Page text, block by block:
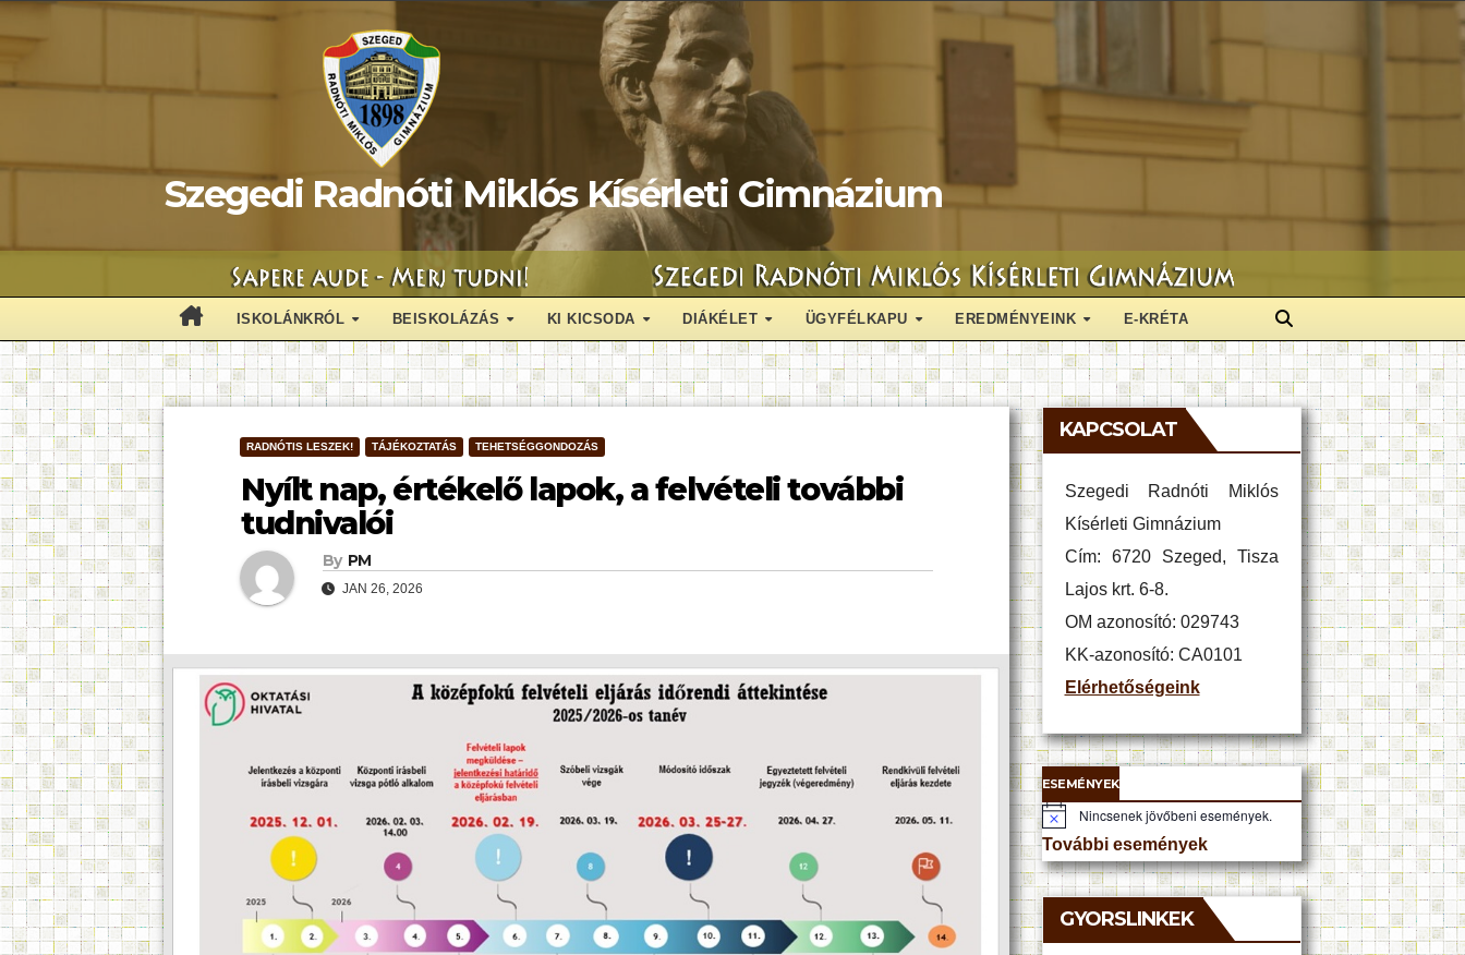
content
Szegedi Radnóti Miklós Kísérleti Gimnázium
ISKOLÁNKRÓL BEISKOLÁZÁS KI KICSODA DIÁKÉLET ÜGYFÉLKAPU EREDMÉNYEINK E-KRÉTA
RADNÓTIS LESZEK! TÁJÉKOZTATÁS TEHETSÉGGONDOZÁS
Nyílt nap, értékelő lapok, a felvételi további
tudnivalói
By PM
JAN 26, 2026
KAPCSOLAT
Szegedi Radnóti Miklós
Kísérleti Gimnázium
Cím: 6720 Szeged, Tisza
Lajos krt. 6-8.
OM azonosító: 029743
KK-azonosító: CA0101
Elérhetőségeink
ESEMÉNYEK
N
o
t
i
c
e
Nincsenek jövőbeni események.
További események
GYORSLINKEK